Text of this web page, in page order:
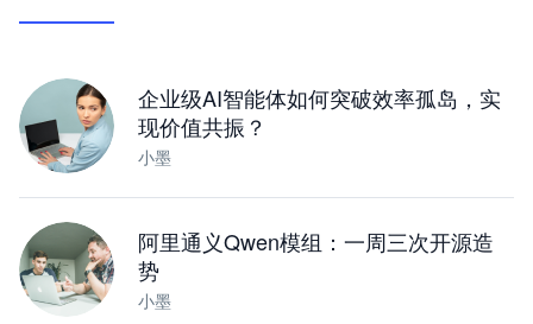
企业级AI智能体如何突破效率孤岛，实
现价值共振？
小墨
阿里通义Qwen模组：一周三次开源造
势
小墨